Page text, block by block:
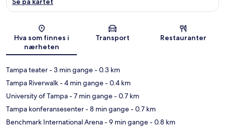
Kart
Hva som finnes i
nærheten
Transport Restauranter
Tampa teater- 3 min gange- 0.3 km
Tampa Riverwalk- 4 min gange- 0.4 km
University of Tampa- 7 min gange- 0.7 km
Tampa konferansesenter- 8 min gange- 0.7 km
Benchmark International Arena- 9 min gange- 0.8 km